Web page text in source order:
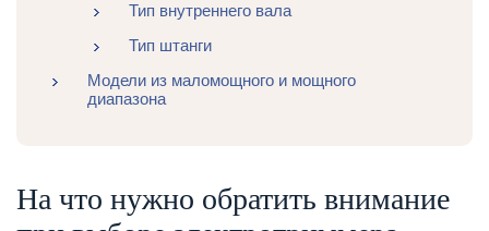
Тип внутреннего вала
Тип штанги
Модели из маломощного и мощного
диапазона
На что нужно обратить внимание